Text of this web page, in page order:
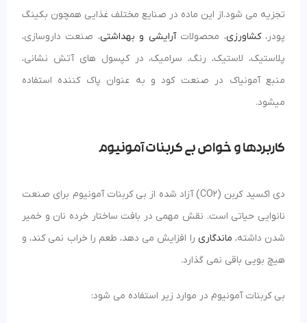
تجزیه می شود.از این ماده در صنایع مختلف غذایی همچون بکینگ
پودر،کشاورزی، محصولاتآرایشی و بهداشتی، صنعت داروسازی،
پلاستیک، لاستیک، رنگ، سرامیک، در کپسول های آتش نشانی،
منبع آمونیاک در صنعت کود و به عنوان پاک کننده استفاده
میشود.
کاربردها و خواص بی کربنات آمونیوم
دی اکسید کربن (CO2) آزاد شده از بی کربنات آمونیوم برای صنعت
نانوایی حیاتی است. نقش مهمی در بافت ساختار خرده نان و خمیر
شدن داشته، ماندگاری را افزایش می دهد، طعم را خراب نمی کند، و
هیچ بویی باقی نمی گذارد.
بی کربنات آمونیوم در موارد زیر استفاده می شود: